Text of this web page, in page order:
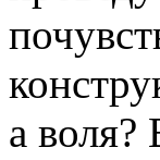
а воля?